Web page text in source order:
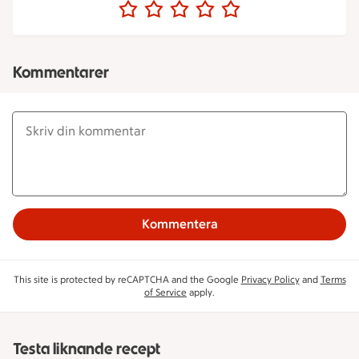
Kommentarer
Kommentera
This site is protected by reCAPTCHA and the Google Privacy Policyand Terms
of Service apply.
Testa liknande recept